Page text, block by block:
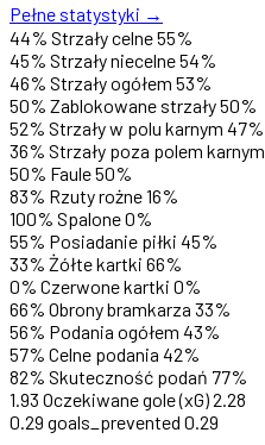
Pełne statystyki →
44% Strzały celne55%
45% Strzały niecelne54%
46% Strzały ogółem 53%
50% Zablokowane strzały50%
52% Strzały w polu karnym 47%
36% Strzały poza polem karnym
50% Faule50%
83% Rzuty rożne16%
100% Spalone0%
55% Posiadanie piłki 45%
33% Żółte kartki 66%
0% Czerwone kartki 0%
66% Obrony bramkarza 33%
56% Podania ogółem 43%
57% Celne podania 42%
82% Skuteczność podań 77%
1.93 Oczekiwane gole (xG)2.28
0.29 goals_prevented 0.29